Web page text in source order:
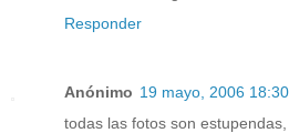
Responder
Anónimo 19 mayo, 2006 18:30
todas las fotos son